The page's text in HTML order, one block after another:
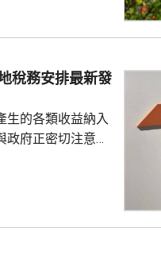
升近1成，報
，兆易創新(0398...
稅務安排最新發
生的各類收益納入
府正密切注意內
繳稅的要求一直